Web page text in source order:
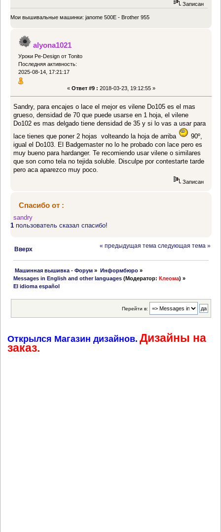
Записан
Мои вышивальные машинки: janome 500E - Brother 955
alyona1021
Уроки Pe-Design от Tonito
Последняя активность:
2025-08-14, 17:21:17
« Ответ #9 : 2018-03-23, 19:12:55 »
Sandry, para encajes o lace el mejor es vilene Do105 es el mas
grueso, densidad de 70 que puede usarse en 1 hoja, el vilene
Do102 es mas delgado tiene densidad de 35 y si lo vas a usar para
lace tienes que poner 2 hojas volteando la hoja de arriba
90º,
igual el Do103. El Badgemaster no lo he probado con lace pero es
muy bueno para hardanger. Te recomiendo usar vilene o similares
que son como tela no tejida soluble. Disculpe por contestarte tarde
pero aca aparezco muy poco.
Записан
Спасибо от :
sandry
1 пользователь сказал спасибо!
Вверх
« предыдущая тема следующая тема »
Машинная вышивка - Форум » Информбюро»
Messages in English and other languages (Модератор:Клеома) »
El idioma español
Перейти в:
Открылся Магазин дизайнов. Дизайны на
заказ.